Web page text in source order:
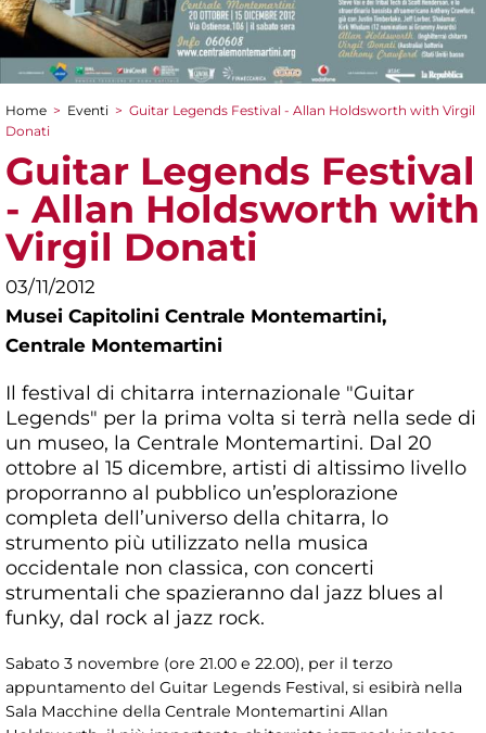
Tu sei qui
Home > Eventi > Guitar Legends Festival - Allan Holdsworth with Virgil
Donati
Guitar Legends Festival
- Allan Holdsworth with
Virgil Donati
03/11/2012
Musei Capitolini Centrale Montemartini,
Centrale Montemartini
Il festival di chitarra internazionale "Guitar
Legends" per la prima volta si terrà nella sede di
un museo, la Centrale Montemartini. Dal 20
ottobre al 15 dicembre, artisti di altissimo livello
proporranno al pubblico un’esplorazione
completa dell’universo della chitarra, lo
strumento più utilizzato nella musica
occidentale non classica, con concerti
strumentali che spazieranno dal jazz blues al
funky, dal rock al jazz rock.
Sabato 3 novembre (ore 21.00 e 22.00), per il terzo
appuntamento del Guitar Legends Festival, si esibirà nella
Sala Macchine della Centrale Montemartini Allan